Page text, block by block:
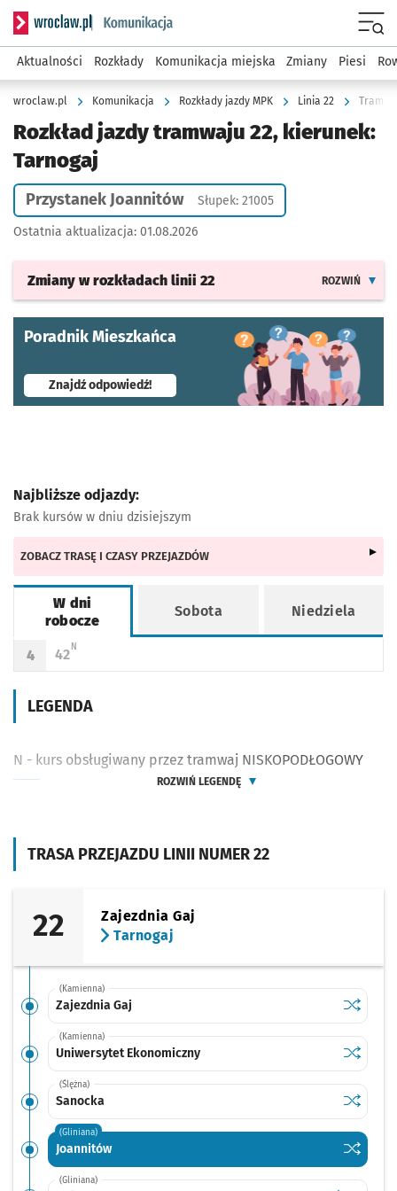
Serwis informacyjny wroclaw.pl podserwis: Komunikacja
Aktualności Rozkłady Komunikacja miejska Zmiany Piesi
wroclaw.pl Komunikacja Rozkłady jazdy MPK Linia 22
Rozkład jazdy tramwaju 22, kierunek:
Tarnogaj
Przystanek Joannitów Słupek: 21005
Ostatnia aktualizacja: 01.08.2026
Zmiany w rozkładach linii 22 ROZWIŃ
Poradnik Mieszkańca
Znajdź odpowiedź!- otworzy się w nowej karcie
TRASA PRZEJAZDU LINII NUMER 22
22
Zajezdnia Gaj
Tarnogaj
(Kamienna)
Zajezdnia Gaj Sprawdź
(Kamienna)
Uniwersytet Ekonomiczny Sprawdź
(Ślężna)
Sanocka Sprawdź
Sanocka
(Gliniana)
Joannitów Sprawdź
(Gliniana)
Najbliższe odjazdy:
Brak kursów w dniu dzisiejszym
ZOBACZ TRASĘ I CZASY PRZEJAZDÓW
W dni
robocze
Sobota Niedziela
Rozkład jazdy -
Godzina odjazdu
4
Odjazd
42
minut po godzinie 4
N
LEGENDA
N - kurs obsługiwany przez tramwaj NISKOPODŁOGOWY
ROZWIŃ LEGENDĘ